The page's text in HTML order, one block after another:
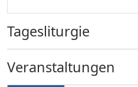
Tagesliturgie
Veranstaltungen